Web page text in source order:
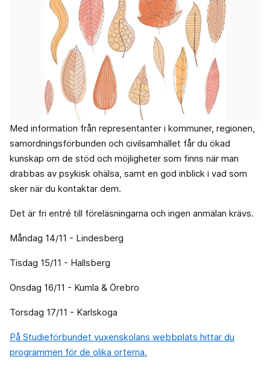
Med information från representanter i kommuner, regionen,
samordningsförbunden och civilsamhället får du ökad
kunskap om de stöd och möjligheter som finns när man
drabbas av psykisk ohälsa, samt en god inblick i vad som
sker när du kontaktar dem.
Det är fri entré till föreläsningarna och ingen anmälan krävs.
Måndag 14/11 - Lindesberg
Tisdag 15/11 - Hallsberg
Onsdag 16/11 - Kumla & Örebro
Torsdag 17/11 - Karlskoga
På Studieförbundet vuxenskolans webbplats hittar du
programmen för de olika orterna.